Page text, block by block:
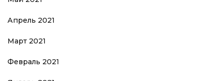
Апрель 2021
Март 2021
Февраль 2021